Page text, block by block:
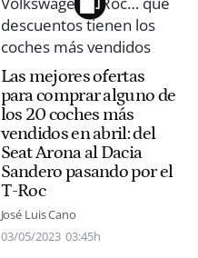
Las mejores ofertas
para comprar alguno de
los 20 coches más
vendidos en abril: del
Seat Arona al Dacia
Sandero pasando por el
T-Roc
José Luis Cano
03/05/2023 03:45h